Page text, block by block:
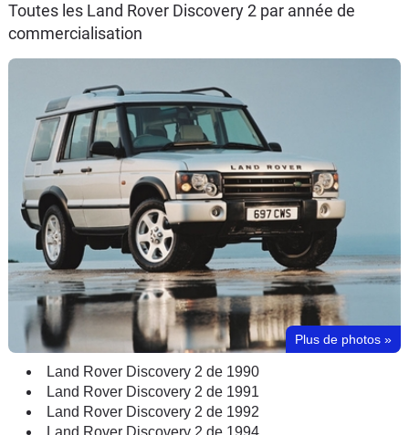
Flottes
Auto
Forum
Moto
Marques
Toutes les Land Rover Discovery 2 par année de
commercialisation
Plus de photos »
Land Rover Discovery 2 de 1990
Land Rover Discovery 2 de 1991
Land Rover Discovery 2 de 1992
Land Rover Discovery 2 de 1994